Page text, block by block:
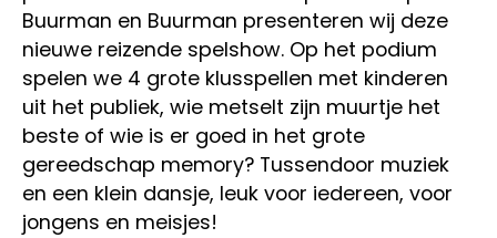
Buurman en Buurman presenteren wij deze
nieuwe reizende spelshow. Op het podium
spelen we 4 grote klusspellen met kinderen
uit het publiek, wie metselt zijn muurtje het
beste of wie is er goed in het grote
gereedschap memory? Tussendoor muziek
en een klein dansje, leuk voor iedereen, voor
jongens en meisjes!